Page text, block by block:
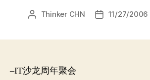
文 Thinker CHN
发 11/27/2006
–IT沙龙周年聚会